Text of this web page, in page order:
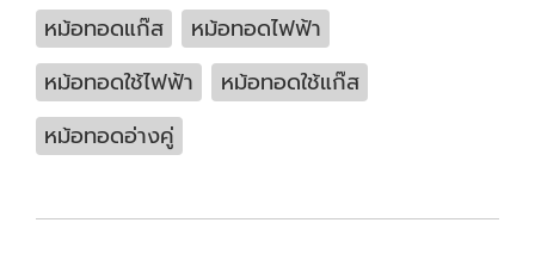
หม้อทอดแก๊ส
หม้อทอดไฟฟ้า
หม้อทอดใช้ไฟฟ้า
หม้อทอดใช้แก๊ส
หม้อทอดอ่างคู่